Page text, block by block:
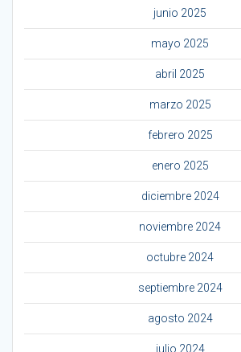
junio 2025
mayo 2025
abril 2025
marzo 2025
febrero 2025
enero 2025
diciembre 2024
noviembre 2024
octubre 2024
septiembre 2024
agosto 2024
julio 2024